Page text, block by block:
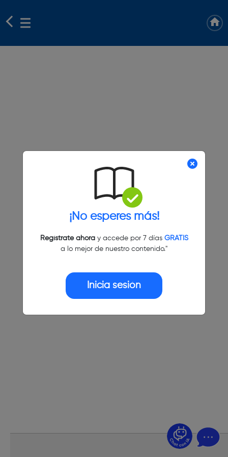
¡No esperes más!
Regístrate ahoray accede por 7 días GRATIS
a lo mejor de nuestro contenido."
Inicia sesión